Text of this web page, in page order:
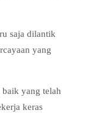
saja dilantik
yang
yang telah
keras